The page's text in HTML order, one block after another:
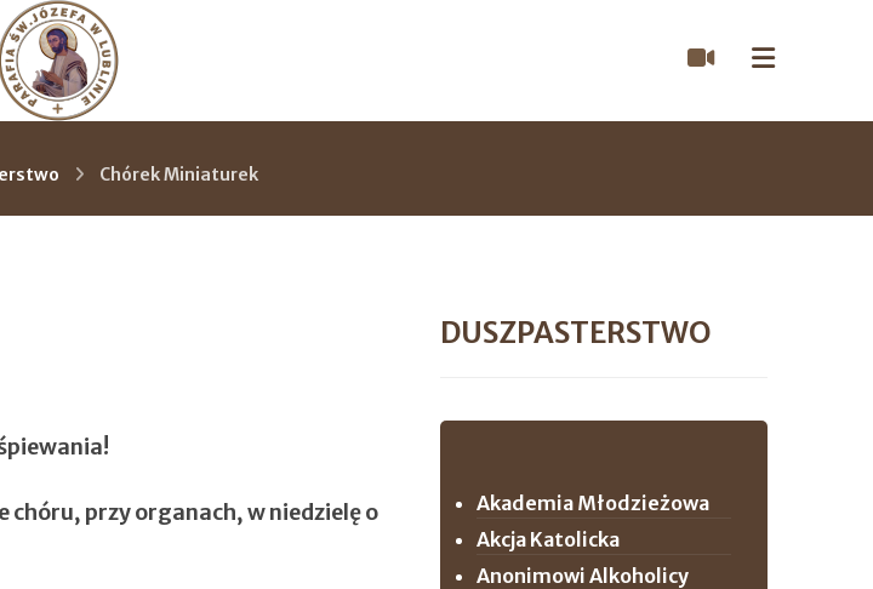
Chórek Miniaturek
chóru, przy organach, w niedzielę o
DUSZPASTERSTWO
Akademia Młodzieżowa
Akcja Katolicka
Anonimowi Alkoholicy